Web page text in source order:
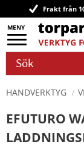
Meny
Frakt från
HANDVERKTYG
EFUTURO